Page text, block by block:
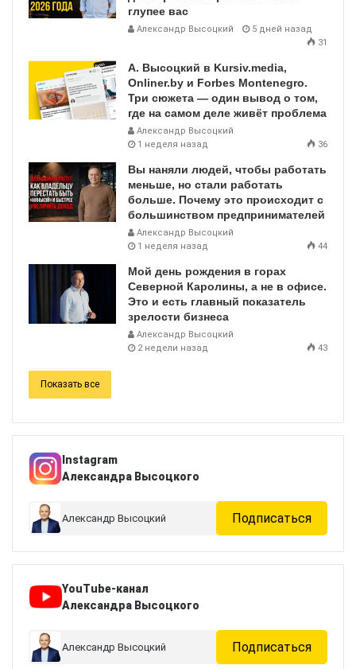
глупее вас
Александр Высоцкий
5 дней назад
31
А. Высоцкий в Kursiv.media,
Onliner.by и Forbes Montenegro.
Три сюжета — один вывод о том,
где на самом деле живёт проблема
Александр Высоцкий
1 неделя назад
36
Вы наняли людей, чтобы работать
меньше, но стали работать
больше. Почему это происходит с
большинством предпринимателей
Александр Высоцкий
1 неделя назад
44
Мой день рождения в горах
Северной Каролины, а не в офисе.
Это и есть главный показатель
зрелости бизнеса
Александр Высоцкий
2 недели назад
43
Показать все
Instagram
Александра Высоцкого
Александр Высоцкий Подписаться
YouTube-канал
Александра Высоцкого
Александр Высоцкий Подписаться